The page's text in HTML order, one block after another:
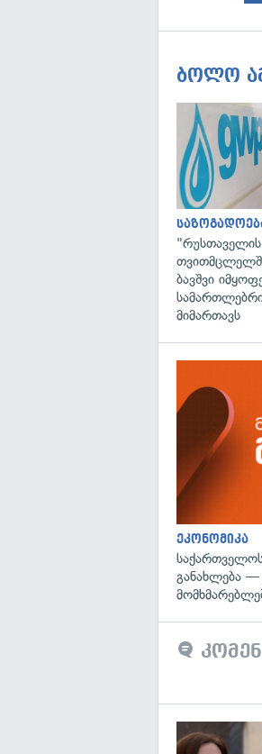
ბოლო
"რუსთაველის
ბავშვი
მიმართავს
ეკონომიკა
განახლება